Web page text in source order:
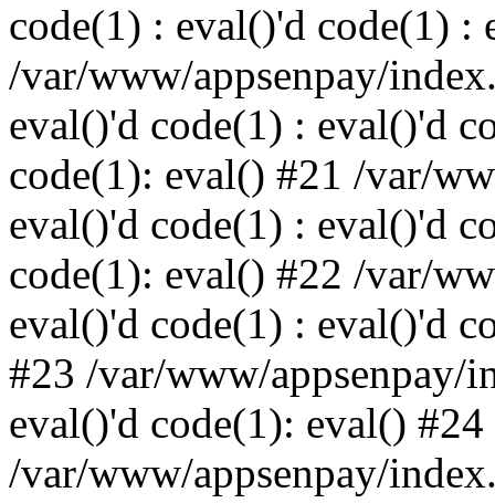
code(1) : eval()'d code(1) :
/var/www/appsenpay/
eval()'d code(1) : eval()'d
code(1): eval() #21 /var/
eval()'d code(1) : eval()'d
code(1): eval() #22 /var/
eval()'d code(1) : eval()'d
#23 /var/www/appsenpay/
eval()'d code(1): eval() #24
/var/www/appsenpay/